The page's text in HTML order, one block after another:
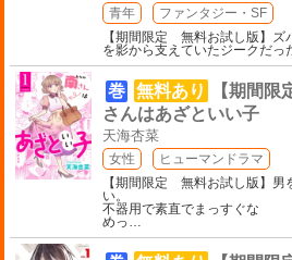
青年
ファンタジー・SF
【期間限定 無料お試し版】ズ
を影から支えていたジークだっ
巻 無料あり
【期間
さんはあざといい子
天海杏菜
女性
ヒューマンドラマ
【期間限定 無料お試し版】男
い。
不器用で素直でまっすぐな
めっ